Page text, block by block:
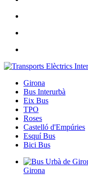
Girona
Bus Interurbà
Eix Bus
TPO
Roses
Castelló d'Empúries
Esquí Bus
Bici Bus
Girona